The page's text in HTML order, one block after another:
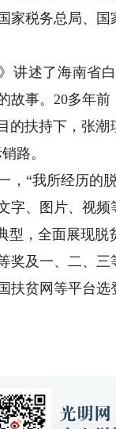
家税务总局、
述了海南省
故事。20多年
的扶持下，张
路。
“我所经历的
、图片、视
，全面展现脱
及一、二、三
贫网等平台